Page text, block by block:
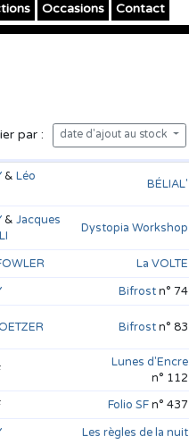
Occasions Contact
par : date d'ajout au stock
& Léo
BÉLIAL'
& Jacques
Dystopia Workshop
La VOLTE
Bifrostn° 74
Bifrostn° 83
Lunes d'Encre
n° 112
Folio SFn° 437
Les règles de la nuit